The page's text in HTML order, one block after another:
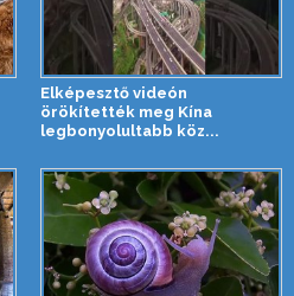
Elképesztő videón
örökítették meg Kína
legbonyolultabb köz...